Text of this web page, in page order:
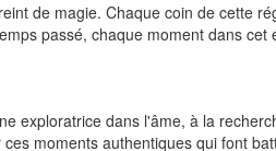
de magie. Chaque coin de cette
passé, chaque moment dans
exploratrice dans l'âme, à la
moments authentiques qui font